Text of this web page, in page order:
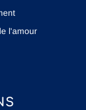
l'amour